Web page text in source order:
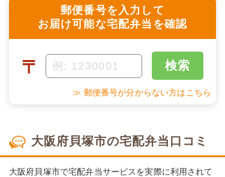
郵便番号を入力して
お届け可能な宅配弁当を確認
〒 検索
≫ 郵便番号が分からない方はこちら
大阪府貝塚市の宅配弁当口コミ
大阪府貝塚市で宅配弁当サービスを実際に利用されて